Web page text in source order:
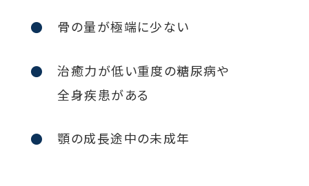
骨の量が極端に少ない
治癒力が低い重度の糖尿病や
全身疾患がある
顎の成長途中の未成年